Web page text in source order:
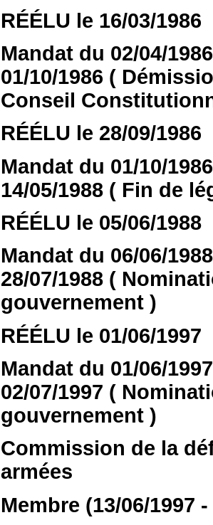
RÉÉLU le 16/03/1986
Mandat du 02/04/
01/10/1986 (
Conseil
RÉÉLU le 28/09/1986
Mandat du 01/10/
14/05/1988 ( Fin de
RÉÉLU le 05/06/1988
Mandat du 06/06/
28/07/1988 (
gouvernement )
RÉÉLU le 01/06/1997
Mandat du 01/06/
02/07/1997 (
gouvernement )
Commission de la
armées
Membre (13/06/1997